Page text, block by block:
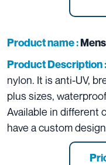
Product name :
Product Description :
nylon. It is anti-UV,
plus sizes,
Available in different
have a custom